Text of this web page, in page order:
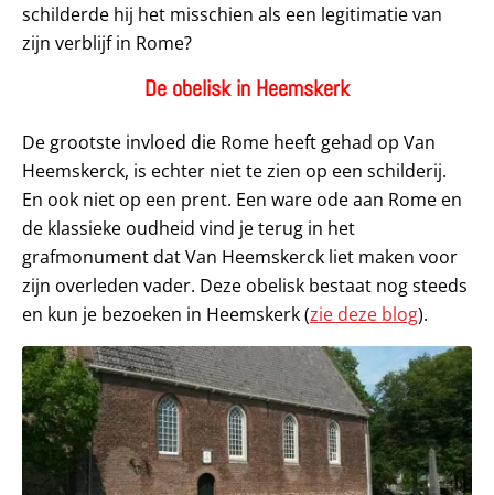
schilderde hij het misschien als een legitimatie van
zijn verblijf in Rome?
De obelisk in Heemskerk
De grootste invloed die Rome heeft gehad op Van
Heemskerck, is echter niet te zien op een schilderij.
En ook niet op een prent. Een ware ode aan Rome en
de klassieke oudheid vind je terug in het
grafmonument dat Van Heemskerck liet maken voor
zijn overleden vader. Deze obelisk bestaat nog steeds
en kun je bezoeken in Heemskerk (zie deze blog).